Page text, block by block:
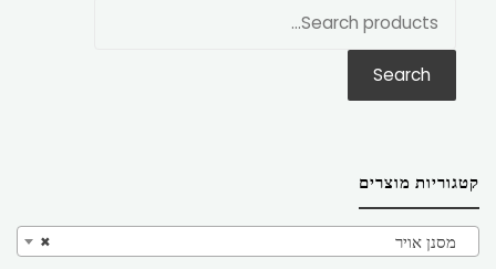
Search
קטגוריות מוצרים
× מסנן אויר